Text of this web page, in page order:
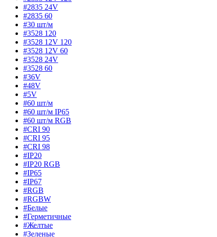
#2835 24V
#2835 60
#30 шт/м
#3528 120
#3528 12V 120
#3528 12V 60
#3528 24V
#3528 60
#36V
#48V
#5V
#60 шт/м
#60 шт/м IP65
#60 шт/м RGB
#CRI 90
#CRI 95
#CRI 98
#IP20
#IP20 RGB
#IP65
#IP67
#RGB
#RGBW
#Белые
#Герметичные
#Желтые
#Зеленые